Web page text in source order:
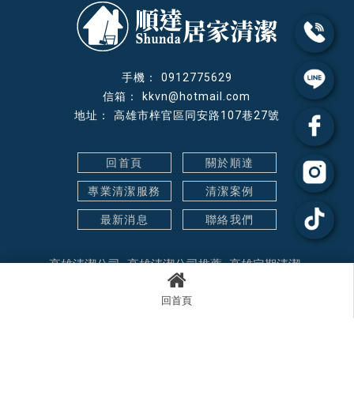
回首頁
0912775629
kkvn@hotmail.com
高雄市梓官區同安路107巷27號
回首頁 關於順達
專業清潔服務 清潔案例
最新消息 聯絡我們
高雄清潔公司 高雄清潔公司推薦 高雄定期清潔
高雄鐘點清潔員